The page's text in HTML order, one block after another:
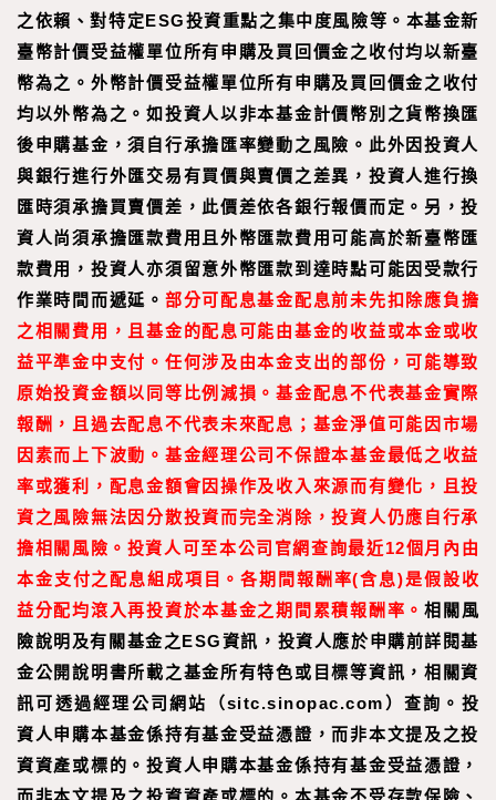
之依賴、對特定ESG投資重點之集中度風險等。本基金新
臺幣計價受益權單位所有申購及買回價金之收付均以新臺
幣為之。外幣計價受益權單位所有申購及買回價金之收付
均以外幣為之。如投資人以非本基金計價幣別之貨幣換匯
後申購基金，須自行承擔匯率變動之風險。此外因投資人
與銀行進行外匯交易有買價與賣價之差異，投資人進行換
匯時須承擔買賣價差，此價差依各銀行報價而定。另，投
資人尚須承擔匯款費用且外幣匯款費用可能高於新臺幣匯
款費用，投資人亦須留意外幣匯款到達時點可能因受款行
作業時間而遞延。 部分可配息基金配息前未先扣除應負擔
之相關費用，且基金的配息可能由基金的收益或本金或收
益平準金中支付。任何涉及由本金支出的部份，可能導致
原始投資金額以同等比例減損。基金配息不代表基金實際
報酬，且過去配息不代表未來配息；基金淨值可能因市場
因素而上下波動。基金經理公司不保證本基金最低之收益
率或獲利，配息金額會因操作及收入來源而有變化，且投
資之風險無法因分散投資而完全消除，投資人仍應自行承
擔相關風險。投資人可至本公司官網查詢最近12個月內由
本金支付之配息組成項目。各期間報酬率(含息)是假設收
益分配均滾入再投資於本基金之期間累積報酬率。相關風
險說明及有關基金之ESG資訊，投資人應於申購前詳閱基
金公開說明書所載之基金所有特色或目標等資訊，相關資
訊可透過經理公司網站（sitc.sinopac.com）查詢。 投
資人申購本基金係持有基金受益憑證，而非本文提及之投
資資產或標的。投資人申購本基金係持有基金受益憑證，
而非本文提及之投資資產或標的。本基金不受存款保險、